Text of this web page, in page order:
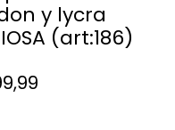
y lycra
(art:186)